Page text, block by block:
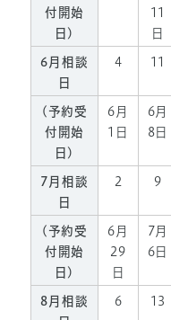
付開始
日)
11
日
6月相談
日
4 11
(予約受
付開始
日)
6月
1日
6月
8日
7月相談
日
2 9
(予約受
付開始
日)
6月
29
日
7月
6日
8月相談
6 13